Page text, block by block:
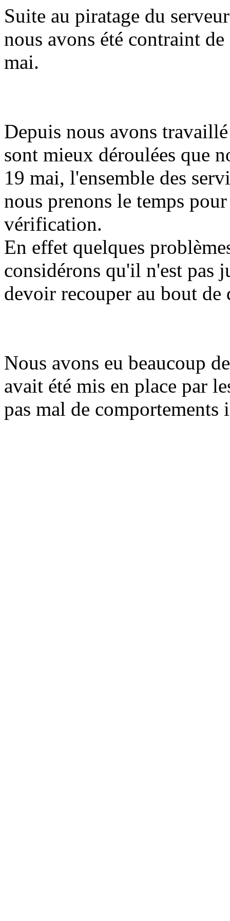
Suite au piratage du
nous avons été contraint
mai.
Depuis nous avons
sont mieux déroulées que
19 mai, l'ensemble des
nous prenons le temps
vérification.
En effet quelques
considérons qu'il n'est pas
devoir recouper au bout de
Nous avons eu beaucoup
avait été mis en place par
pas mal de comportements